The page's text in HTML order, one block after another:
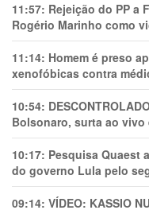
11:57: Rejeição do PP a
Rogério Marinho como
11:14: Homem é preso
xenofóbicas contra
10:54:
Bolsonaro, surta ao vivo
10:17: Pesquisa Quaest
do governo Lula pelo
09:14: VÍDEO: KASSIO